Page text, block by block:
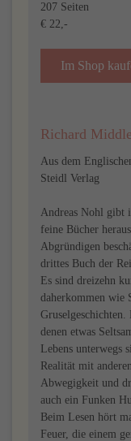
207 Seiten
€ 22,-
Im Shop
Richard
Aus dem
Steidl Verlag
Andreas Nohl gibt
feine Bücher
Abgründigen
drittes Buch der
Es sind dreizehn
daherkommen wie
Gruselgeschichten.
denen etwas
Lebens unterwegs
Realität mit
Abwegigkeit und
auch ein Funken
Beim Lesen hört
Feuer, die einem